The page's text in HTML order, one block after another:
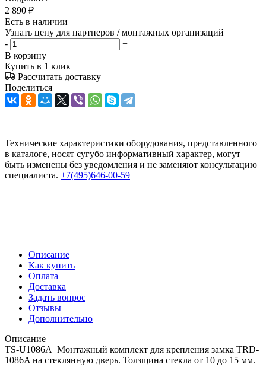
2 890 ₽
Есть в наличии
Узнать цену для партнеров / монтажных организаций
-
+
В корзину
Купить в 1 клик
Рассчитать доставку
Поделиться
Технические характеристики оборудования, представленного
в каталоге, носят сугубо информативный характер, могут
быть изменены без уведомления и не заменяют консультацию
специалиста. +7(495)646-00-59
Описание
Как купить
Оплата
Доставка
Задать вопрос
Отзывы
Дополнительно
Описание
TS-U1086A Монтажный комплект для крепления замка TRD-
1086A на стеклянную дверь. Толзщина стекла от 10 до 15 мм.